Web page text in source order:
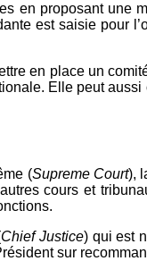
en proposant
est saisie pour
en place un
Elle peut
(Supreme Court),
cours et
Chief Justice) qui est
sur